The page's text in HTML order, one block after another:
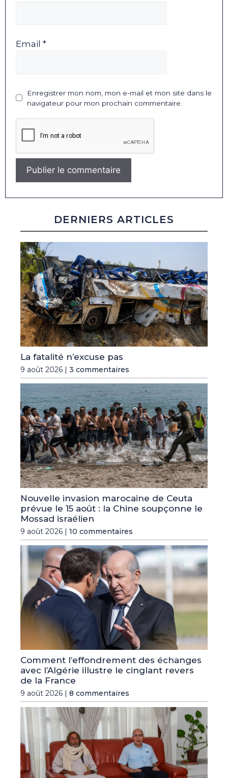
Email *
Enregistrer mon nom, mon e-mail et mon site dans le
navigateur pour mon prochain commentaire.
DERNIERS ARTICLES
La fatalité n’excuse pas
9 août 2026 | 3 commentaires
Nouvelle invasion marocaine de Ceuta
prévue le 15 août : la Chine soupçonne le
Mossad israélien
9 août 2026 | 10 commentaires
Comment l’effondrement des échanges
avec l’Algérie illustre le cinglant revers
de la France
9 août 2026 | 8 commentaires